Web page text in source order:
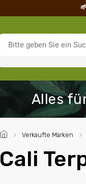
/ Verkaufte Marken /
Cali